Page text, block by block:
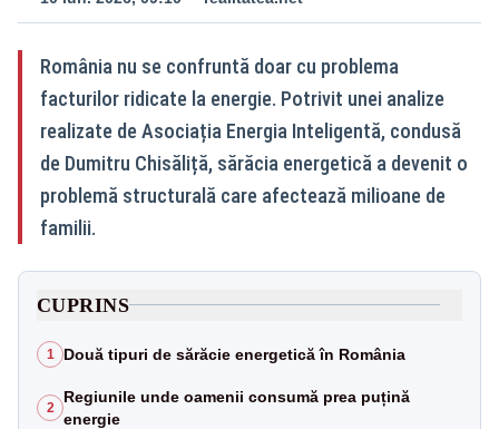
România nu se confruntă doar cu problema
facturilor ridicate la energie. Potrivit unei analize
realizate de Asociația Energia Inteligentă, condusă
de Dumitru Chisăliță, sărăcia energetică a devenit o
problemă structurală care afectează milioane de
familii.
CUPRINS
1 Două tipuri de sărăcie energetică în România
2
Regiunile unde oamenii consumă prea puțină
energie